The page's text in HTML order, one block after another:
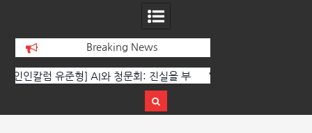
Breaking News
‘K-AI 아트 거장’ 장인보 감독, Ai 기술에
페스티벌’ 성황리에 막 내려